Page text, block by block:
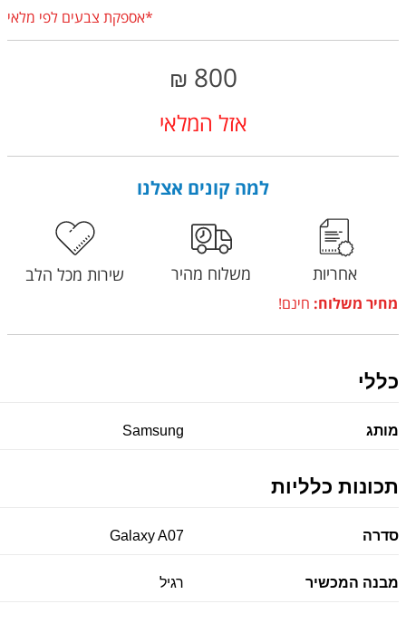
*אספקת צבעים לפי מלאי
800
₪
אזל המלאי
למה קונים אצלנו
אחריות משלוח מהיר
מחיר משלוח: חינם!
שירות מכל הלב
כללי
מותג Samsung
תכונות כלליות
סדרה Galaxy A07
מבנה המכשיר רגיל